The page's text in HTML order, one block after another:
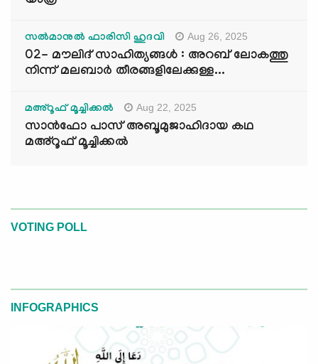
സൽമാനുൽ ഫാരിസി ഹുദവി Aug 26, 2025
02- മൗലിദ് സാഹിത്യങ്ങൾ : അറബ് ലോകത്തു
നിന്ന് മലബാർ തീരങ്ങളിലേക്കുള്ള...
മഅ്റൂഫ് മൂച്ചിക്കല്‍ Aug 22, 2025
സാൻഫോ പാസ് അബൂമുജാഹിദായ കഥ
മഅ്റൂഫ് മൂച്ചിക്കല്‍
VOTING POLL
INFOGRAPHICS